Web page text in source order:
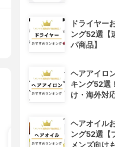
4位
ドライヤー
ング52選【
パ商品】
ヘアアイロ
キング52選
け・海外対
ヘアオイル
ング52選【
メンズ向け